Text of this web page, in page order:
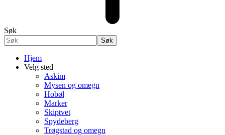
Søk
Hjem
Velg sted
Askim
Mysen og omegn
Hobøl
Marker
Skiptvet
Spydeberg
Trøgstad og omegn